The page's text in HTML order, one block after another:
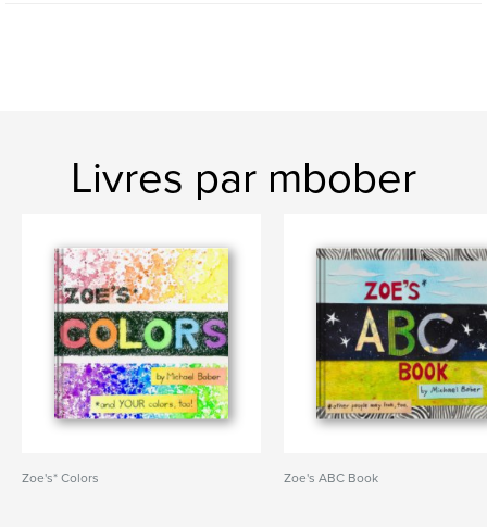
Livres par mbober
Zoe's* Colors Zoe's ABC Book